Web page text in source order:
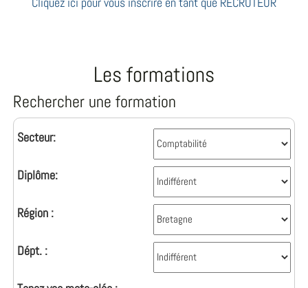
Les formations
Rechercher une formation
Secteur:
Diplôme:
Région :
Dépt. :